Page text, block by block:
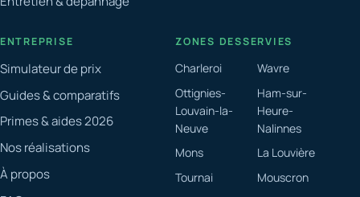
ENTREPRISE
Simulateur de prix
Guides & comparatifs
Primes & aides 2026
Nos réalisations
À propos
ZONES DESSERVIES
Charleroi
Wavre
Ottignies-
Louvain-la-
Neuve
Ham-sur-
Heure-
Nalinnes
Mons
La Louvière
Tournai
Mouscron